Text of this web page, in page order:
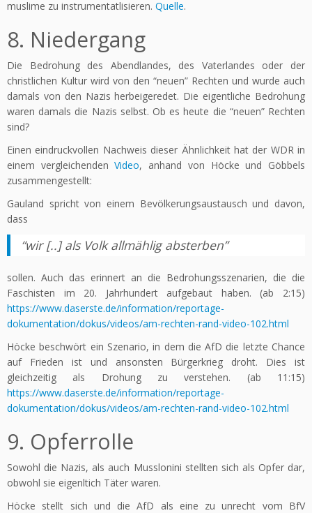
muslime zu instrumentatlisieren. Quelle.
8. Niedergang
Die Bedrohung des Abendlandes, des Vaterlandes oder der
christlichen Kultur wird von den “neuen” Rechten und wurde auch
damals von den Nazis herbeigeredet. Die eigentliche Bedrohung
waren damals die Nazis selbst. Ob es heute die “neuen” Rechten
sind?
Einen eindruckvollen Nachweis dieser Ähnlichkeit hat der WDR in
einem vergleichendenVideo, anhand von Höcke und Göbbels
zusammengestellt:
Gauland spricht von einem Bevölkerungsaustausch und davon,
dass
“wir [..] als Volk allmählig absterben”
sollen. Auch das erinnert an die Bedrohungsszenarien, die die
Faschisten im 20. Jahrhundert aufgebaut haben. (ab 2:15)
https://www.daserste.de/information/reportage-
dokumentation/dokus/videos/am-rechten-rand-video-102.html
Höcke beschwört ein Szenario, in dem die AfD die letzte Chance
auf Frieden ist und ansonsten Bürgerkrieg droht. Dies ist
gleichzeitig als Drohung zu verstehen. (ab 11:15)
https://www.daserste.de/information/reportage-
dokumentation/dokus/videos/am-rechten-rand-video-102.html
9. Opferrolle
Sowohl die Nazis, als auch Musslonini stellten sich als Opfer dar,
obwohl sie eigenltich Täter waren.
Höcke stellt sich und die AfD als eine zu unrecht vom BfV